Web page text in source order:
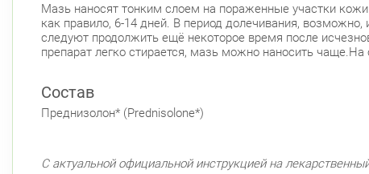
Мазь наносят тонким слоем на пораженные участки кожи
как правило, 6-14 дней. В период долечивания,
следуют продолжить ещё некоторое время после
препарат легко стирается, мазь можно наносить
Состав
Преднизолон* (Prednisolone*)
С актуальной официальной инструкцией на